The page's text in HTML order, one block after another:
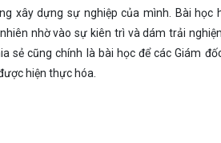
xây dựng sự nghiệp của mình. Bài học
nhờ vào sự kiên trì và dám trải
sẻ cũng chính là bài học để các Giám
hiện thực hóa.